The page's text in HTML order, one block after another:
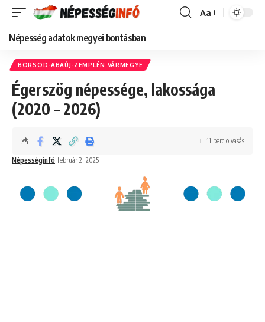
Font
Aa
Népesség adatok megyei bontásban
BORSOD-ABAÚJ-ZEMPLÉN VÁRMEGYE
Égerszög népessége, lakossága
(2020 – 2026)
Népességinfó február 2, 2025
11 perc olvasás